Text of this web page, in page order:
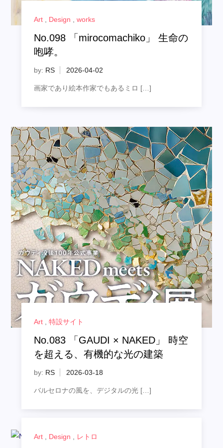
Art, Design , works
No.098 「mirocomachiko」 生命の
咆哮。
by: RS
画家であり絵本作家でもあるミロ […]
Art, 特設サイト
No.083 「GAUDI × NAKED」 時空
を超える、有機的な光の建築
by: RS
バルセロナの風を、デジタルの光 […]
Art, Design レトロ